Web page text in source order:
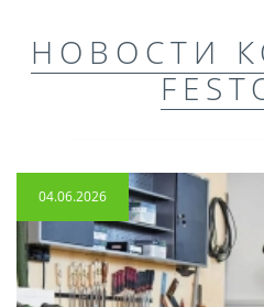
НОВОСТИ
04.06.2026